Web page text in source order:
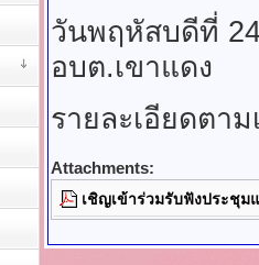
วันพฤหัสบดีที่
อบต.เขาแดง
รายละเอียดตา
Attachments:
เชิญเข้าร่วมรับฟังประชุ